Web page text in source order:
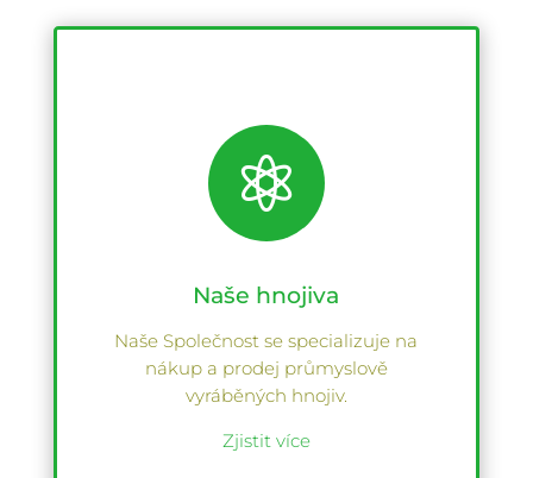

Naše hnojiva
Naše Společnost se specializuje na
nákup a prodej průmyslově
vyráběných hnojiv.
Zjistit více